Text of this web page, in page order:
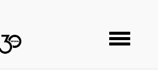
Toggle
navigation